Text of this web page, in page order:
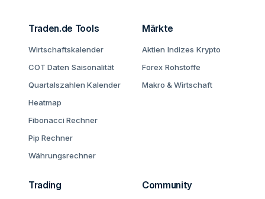
Traden.de Tools
Wirtschaftskalender
COT Daten Saisonalität
Quartalszahlen Kalender
Heatmap
Fibonacci Rechner
Pip Rechner
Währungsrechner
Märkte
Aktien Indizes Krypto
Forex Rohstoffe
Makro & Wirtschaft
Trading Community